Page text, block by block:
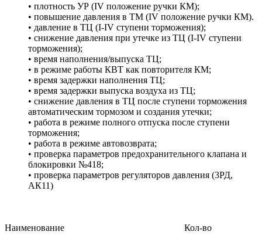
• плотность УР (IV положение ручки КМ);
• повышение давления в ТМ (IV положение ручки КМ).
• давление в ТЦ (I-IV ступени торможения);
• снижение давления при утечке из ТЦ (I-IV ступени
торможения);
• время наполнения/выпуска ТЦ;
• в режиме работы КВТ как повторителя КМ;
• время задержки наполнения ТЦ;
• время задержки выпуска воздуха из ТЦ;
• снижение давления в ТЦ после ступени торможения
автоматическим тормозом и создания утечки;
• работа в режиме полного отпуска после ступени
торможения;
• работа в режиме автовозврата;
• проверка параметров предохранительного клапана и
блокировки №418;
• проверка параметров регуляторов давления (3РД,
АК11)
Наименование Кол-во